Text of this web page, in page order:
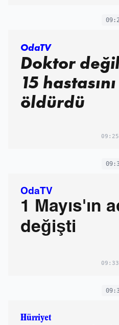
OdaTV
Doktor
15
öldürdü
09:25
OdaTV
1 Mayıs'ın
değişti
09:33
Hürriyet